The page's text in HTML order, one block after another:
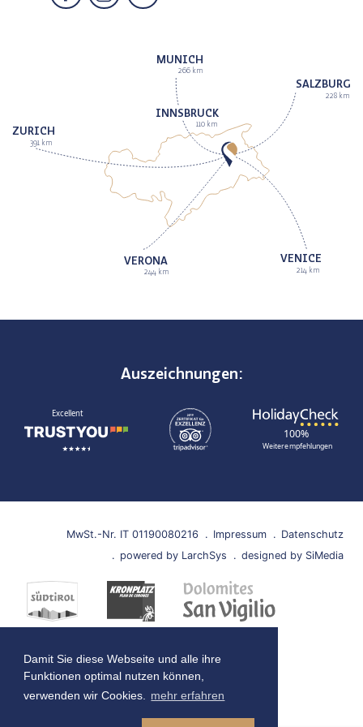
Damit Sie diese Webseite und alle ihre
Funktionen optimal nutzen können,
verwenden wir Cookies.
mehr erfahren
SALZBURG
228 km
MUNICH
266 km
VERONA
244 km
VENICE
214 km
ZURICH
391 km
INNSBRUCK
110 km
Auszeichnungen:
TrustYou TripAdvisor HolidayCheck
MwSt.-Nr. IT 01190080216 Impressum
Datenschutz
powered by LarchSys
designed by SiMedia